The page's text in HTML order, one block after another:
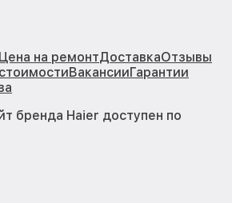
Цена на ремонтДоставкаОтзывы
ВакансииГарантии
бренда Haier доступен по